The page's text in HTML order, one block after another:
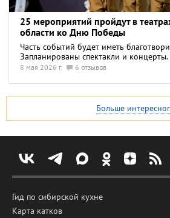
25 мероприятий пройдут в
области ко Дню Победы
Часть событий будет иметь
Запланированы спектакли и концерты.
8 мая 2026 г. 6 отзывов
Больше
Гид по сибирской кухне
Карта катков